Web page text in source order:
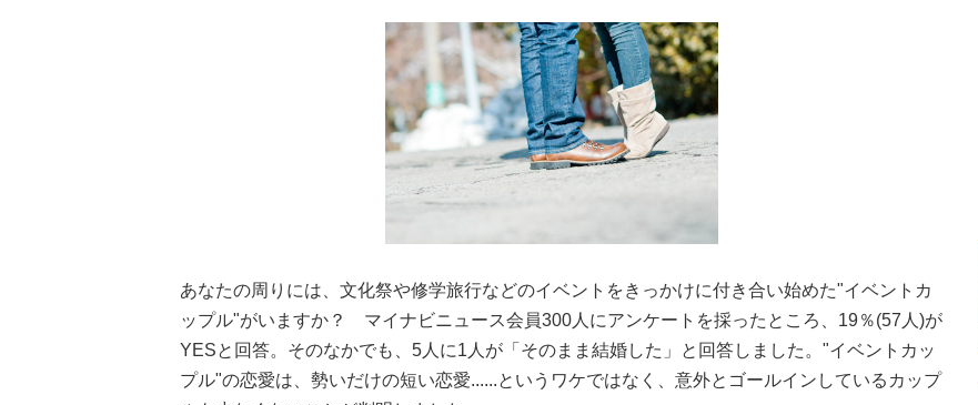
あなたの周りには、文化祭や修学旅行などのイベントをきっかけに付き合い始めた"イベントカ
ップル"がいますか？ マイナビニュース会員300人にアンケートを採ったところ、19％(57人)が
YESと回答。そのなかでも、5人に1人が「そのまま結婚した」と回答しました。"イベントカッ
プル"の恋愛は、勢いだけの短い恋愛......というワケではなく、意外とゴールインしているカップ